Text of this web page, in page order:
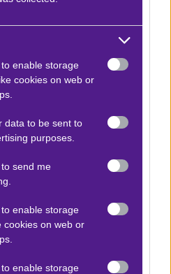
enable storage
cookies on web or
data to be sent to
purposes.
send me
enable storage
cookies on web or
enable storage
προτείνει:
|20:30 +8.40